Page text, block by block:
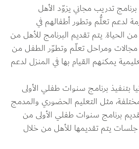
تدريب مجاني يزوّد الأهل
لدعم تعلُّم وتطور أطفالهم في
الحياة. يتم تقديم البرنامج للأهل من
مجالات ومراحل تعلّم وتطوّر الطفل من
يمكنهم القيام بها في المنزل لدعم
بتنفيذ برنامج سنوات طفلي الأولى
بنماذج مختلفة، مثل التعليم الحضوري والمدمج
برنامج سنوات طفلي الأولى من
خلال دورة تتكون من 8 جلسات يتم تقديمها للأهل من خلال